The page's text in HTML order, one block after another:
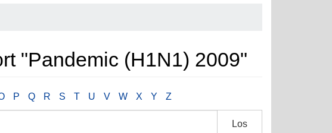
"Pandemic (H1N1) 2009"
P Q R S T U V W X Y Z
Los